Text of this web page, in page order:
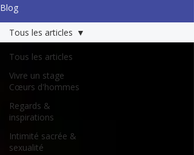
Blog
Tous les articles
Vivre un stage
Cœurs d'hommes
Regards &
inspirations
Intimité sacrée &
sexualité
Tous les articles